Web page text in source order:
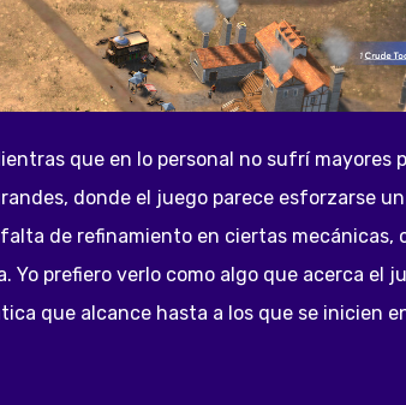
que en lo personal no sufrí mayores
donde el juego parece esforzarse
de refinamiento en ciertas mecánicas,
prefiero verlo como algo que acerca el
que alcance hasta a los que se inicien